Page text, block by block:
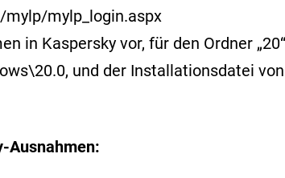
mylp_login.aspx
in Kaspersky vor, für den Ordner
und der Installationsdatei
Ausnahmen: